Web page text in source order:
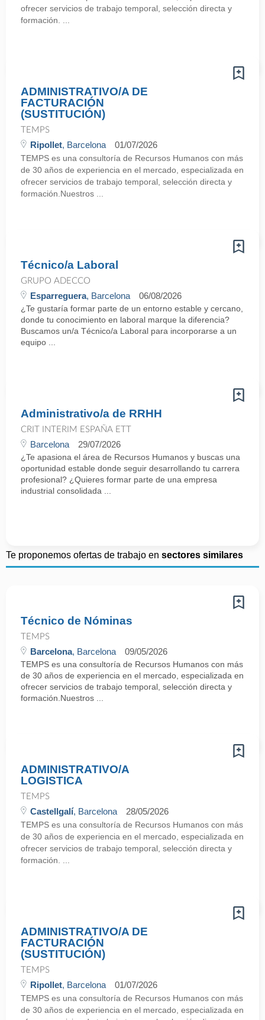
ofrecer servicios de trabajo temporal, selección directa y
formación. ...
ADMINISTRATIVO/A DE
FACTURACIÓN
(SUSTITUCIÓN)
TEMPS
Ripollet, Barcelona 01/07/2026
TEMPS es una consultoría de Recursos Humanos con más
de 30 años de experiencia en el mercado, especializada en
ofrecer servicios de trabajo temporal, selección directa y
formación.Nuestros ...
Técnico/a Laboral
GRUPO ADECCO
Esparreguera, Barcelona 06/08/2026
¿Te gustaría formar parte de un entorno estable y cercano,
donde tu conocimiento en laboral marque la diferencia?
Buscamos un/a Técnico/a Laboral para incorporarse a un
equipo ...
Administrativo/a de RRHH
CRIT INTERIM ESPAÑA ETT
Barcelona 29/07/2026
¿Te apasiona el área de Recursos Humanos y buscas una
oportunidad estable donde seguir desarrollando tu carrera
profesional? ¿Quieres formar parte de una empresa
industrial consolidada ...
Te proponemos ofertas de trabajo en sectores similares
Técnico de Nóminas
TEMPS
Barcelona, Barcelona 09/05/2026
TEMPS es una consultoría de Recursos Humanos con más
de 30 años de experiencia en el mercado, especializada en
ofrecer servicios de trabajo temporal, selección directa y
formación.Nuestros ...
ADMINISTRATIVO/A
LOGISTICA
TEMPS
Castellgalí, Barcelona 28/05/2026
TEMPS es una consultoría de Recursos Humanos con más
de 30 años de experiencia en el mercado, especializada en
ofrecer servicios de trabajo temporal, selección directa y
formación. ...
ADMINISTRATIVO/A DE
FACTURACIÓN
(SUSTITUCIÓN)
TEMPS
Ripollet, Barcelona 01/07/2026
TEMPS es una consultoría de Recursos Humanos con más
de 30 años de experiencia en el mercado, especializada en